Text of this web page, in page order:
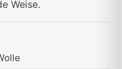
Weise.